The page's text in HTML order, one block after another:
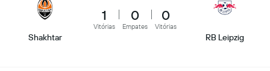
Shakhtar
1
Vitórias
0
Empates
0
Vitórias
RB Leipzig